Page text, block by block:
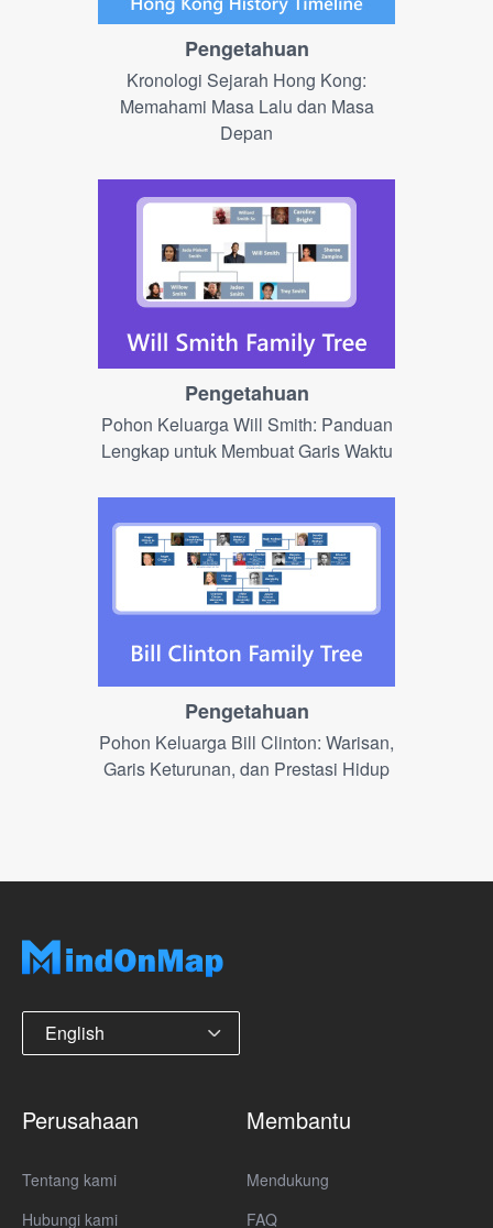
Pengetahuan
Kronologi Sejarah Hong Kong:
Memahami Masa Lalu dan Masa
Depan
Pengetahuan
Pohon Keluarga Will Smith: Panduan
Lengkap untuk Membuat Garis Waktu
Pengetahuan
Pohon Keluarga Bill Clinton: Warisan,
Garis Keturunan, dan Prestasi Hidup
English
Perusahaan
Tentang kami
Hubungi kami
Membantu
Mendukung
FAQ